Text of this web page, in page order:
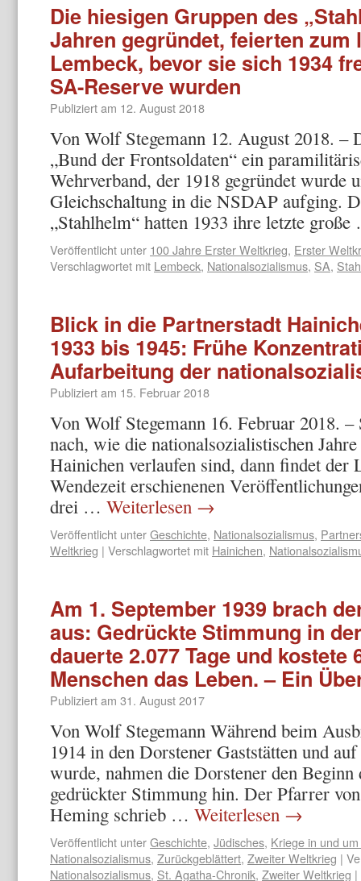
Die hiesigen Gruppen des
Jahren gegründet, feierten zum
Lembeck, bevor sie sich 1934
SA-Reserve wurden
Publiziert am 12. August 2018
Von Wolf Stegemann 12. August 2018. –
„Bund der Frontsoldaten“ ein
Wehrverband, der 1918 gegründet wurde
Gleichschaltung in die NSDAP aufging.
„Stahlhelm“ hatten 1933 ihre letzte
Veröffentlicht unter 100 Jahre Erster Weltkrieg, Erster
Verschlagwortet mit Lembeck, Nationalsozialismus, SA,
Blick in die Partnerstadt
1933 bis 1945: Frühe
Aufarbeitung der
Publiziert am 15. Februar 2018
Von Wolf Stegemann 16. Februar 2018.
nach, wie die nationalsozialistischen
Hainichen verlaufen sind, dann findet der
Wendezeit erschienenen
drei … Weiterlesen →
Veröffentlicht unterGeschichte, Nationalsozialismus,
Weltkrieg | Verschlagwortet mit Hainichen,
Am 1. September 1939 brach
aus: Gedrückte Stimmung in
dauerte 2.077 Tage und kostete
Menschen das Leben. – Ein
Publiziert am 31. August 2017
Von Wolf Stegemann Während beim
1914 in den Dorstener Gaststätten und
wurde, nahmen die Dorstener den
gedrückter Stimmung hin. Der Pfarrer
Heming schrieb … Weiterlesen →
Veröffentlicht unterGeschichte, Jüdisches, Kriege in und
Nationalsozialismus, Zurückgeblättert, Zweiter Weltkrieg |
Nationalsozialismus, St. Agatha-Chronik, Zweiter Weltkrieg |